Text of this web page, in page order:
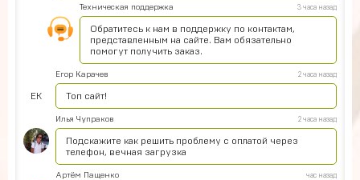
Техническая поддержка 3 часа назад
Обратитесь к нам в поддержку по контактам,
представленным на сайте. Вам обязательно
помогут получить заказ.
ЕК
Егор Карачев 2 часа назад
Топ сайт!
Илья Чупраков 2 часа назад
Подскажите как решить проблему с оплатой через
телефон, вечная загрузка
Артём Пащенко час назад